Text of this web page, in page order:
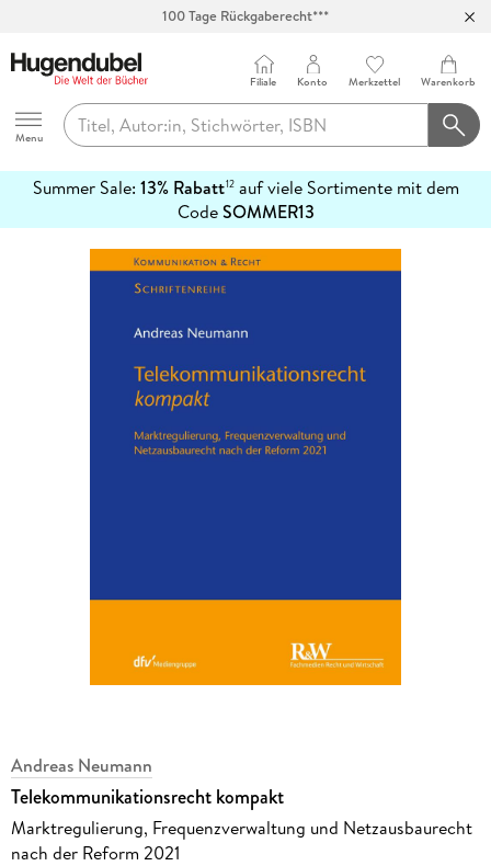
100 Tage Rückgaberecht***
Hugendubel
Menu
Filiale Konto Merkzettel Warenkorb
Summer Sale: 13% Rabatt12auf viele Sortimente mit dem
CodeSOMMER13
erfahren
Andreas Neumann
Telekommunikationsrecht kompakt
Marktregulierung, Frequenzverwaltung und Netzausbaurecht
nach der Reform 2021